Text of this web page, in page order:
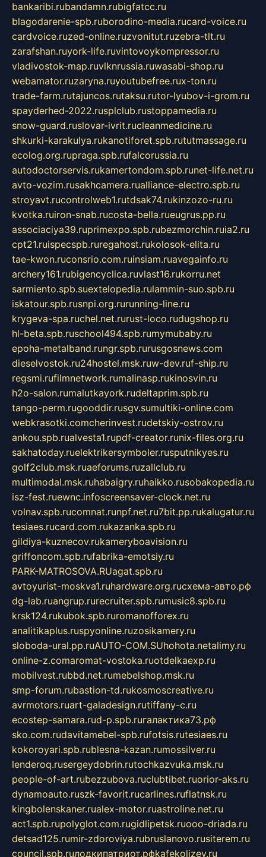
bankaribi.rubandamn.rubigfatcc.ru
blagodarenie-spb.ruborodino-media.rucard-voice.ru
cardvoice.ruzed-online.ruzvonitut.ruzebra-tlt.ru
zarafshan.ruyork-life.ruvintovoykompressor.ru
vladivostok-map.ruvlknrussia.ruwasabi-shop.ru
webamator.ruzaryna.ruyoutubefree.rux-ton.ru
trade-farm.rutajuncos.rutaksu.rutor-lyubov-i-grom.ru
spayderhed-2022.rusplclub.rustoppamedia.ru
snow-guard.ruslovar-ivrit.rucleanmedicine.ru
shkurki-karakulya.rukanotiforet.spb.rututmassage.ru
ecolog.org.rupraga.spb.rufalcorussia.ru
autodoctorservis.rukamertondom.spb.runet-life.net.ru
avto-vozim.rusakhcamera.rualliance-electro.spb.ru
stroyavt.rucontrolweb1.rutdsak74.rukinzozo-ru.ru
kvotka.ruiron-snab.rucosta-bella.rueugrus.pp.ru
associaciya39.ruprimexpo.spb.rubezmorchin.ruia2.ru
cpt21.ruispecspb.ruregahost.rukolosok-elita.ru
tae-kwon.ruconsrio.com.ruinsiam.ruavegainfo.ru
archery161.rubigencyclica.ruvlast16.rukorru.net
sarmiento.spb.suextelopedia.rulammin-suo.spb.ru
iskatour.spb.rusnpi.org.rurunning-line.ru
krygeva-spa.ruchel.net.rurust-loco.rudugshop.ru
hl-beta.spb.ruschool494.spb.rumymubaby.ru
epoha-metalband.rungr.spb.rurusgosnews.com
dieselvostok.ru24hostel.msk.ruw-dev.ruf-ship.ru
regsmi.rufilmnetwork.rumalinasp.rukinosvin.ru
h2o-salon.rumalutkayork.rudeltaprim.spb.ru
tango-perm.rugooddir.rusgv.sumultiki-online.com
webkrasotki.comcherinvest.rudetskiy-ostrov.ru
ankou.spb.rualvesta1.rupdf-creator.runix-files.org.ru
sakhatoday.ruelektrikersymboler.rusputnikyes.ru
golf2club.msk.ruaeforums.ruzallclub.ru
multimodal.msk.ruhabaigry.ruhaikko.rusobakopedia.ru
isz-fest.ruewnc.infoscreensaver-clock.net.ru
volnav.spb.rucomnat.runpf.net.ru7bit.pp.rukalugatur.ru
tesiaes.rucard.com.rukazanka.spb.ru
gildiya-kuznecov.rukameryboavision.ru
griffoncom.spb.rufabrika-emotsiy.ru
PARK-MATROSOVA.RUagat.spb.ru
avtoyurist-moskva1.ruhardware.org.ruсхема-авто.рф
dg-lab.ruangrup.rurecruiter.spb.rumusic8.spb.ru
krsk124.rukubok.spb.ruromanofforex.ru
analitikaplus.ruspyonline.ruzosikamery.ru
sloboda-ural.pp.ruAUTO-COM.SUhohota.netalimy.ru
online-z.comaromat-vostoka.ruotdelkaexp.ru
mobilvest.rubbd.net.rumebelshop.msk.ru
smp-forum.rubastion-td.rukosmoscreative.ru
avrmotors.ruart-galadesign.rutiffany-c.ru
ecostep-samara.rud-p.spb.ruгалактика73.рф
sko.com.rudavitamebel-spb.rufotsis.rutesiaes.ru
kokoroyari.spb.rublesna-kazan.rumossilver.ru
lenderoq.rusergeydobrin.rutochkazvuka.msk.ru
people-of-art.rubezzubova.ruclubtibet.ruorior-aks.ru
dynamoauto.ruszk-favorit.rucarlines.ruflatnsk.ru
kingbolenskaner.rualex-motor.ruastroline.net.ru
act1.spb.rupolyglot.com.rugidlipetsk.ruooo-driada.ru
detsad125.rumir-zdoroviya.rubruslanovo.rusiterem.ru
council.spb.ruлодкипатриот.рфkafekolizey.ru